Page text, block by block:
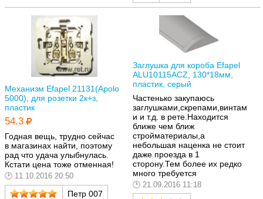
Механизм Efapel 21131(Apolo
5000), для розетки 2к+з,
пластик
54.3
Годная вещь, трудно сейчас
в магазинах найти, поэтому
рад что удача улыбнулась.
Кстати цена тоже отменная!
11.10.2016 20:50
Петр 007
Заглушка для короба Efapel
ALU10115ACZ, 130*18мм,
пластик, серый
Частенько закупаюсь
заглушками,скрепами,винтам
и и т.д. в рете.Находится
ближе чем ближ
стройматериалы,а
небольшая наценка не стоит
даже проезда в 1
сторону.Тем более их редко
много требуется
21.09.2016 11:18